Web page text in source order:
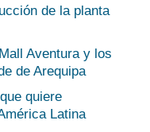
de la planta
Aventura y los
de Arequipa
quiere
Latina